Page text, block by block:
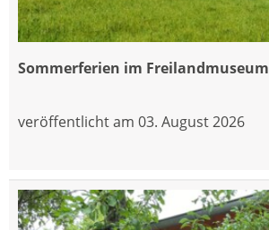
Sommerferien im Freilandmuseum
veröffentlicht am 03. August 2026